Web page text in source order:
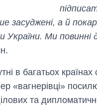
засуджені, а й
України. Ми
в багатьох
«вагнерівці»
та